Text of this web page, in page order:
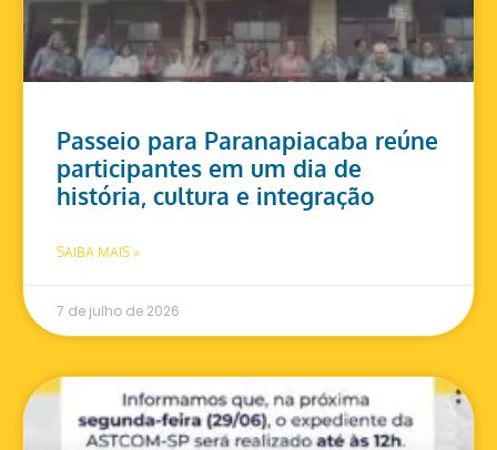
Passeio para Paranapiacaba reúne
participantes em um dia de
história, cultura e integração
SAIBA MAIS »
7 de julho de 2026